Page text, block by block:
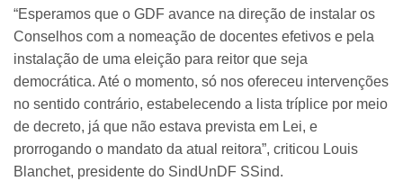
“Esperamos que o GDF avance na direção de instalar os
Conselhos com a nomeação de docentes efetivos e pela
instalação de uma eleição para reitor que seja
democrática. Até o momento, só nos ofereceu intervenções
no sentido contrário, estabelecendo a lista tríplice por meio
de decreto, já que não estava prevista em Lei, e
prorrogando o mandato da atual reitora”, criticou Louis
Blanchet, presidente do SindUnDF SSind.